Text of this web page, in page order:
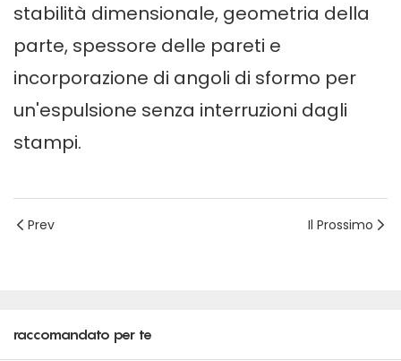
stabilità dimensionale, geometria della
parte, spessore delle pareti e
incorporazione di angoli di sformo per
un'espulsione senza interruzioni dagli
stampi.
Prev Il Prossimo
raccomandato per te